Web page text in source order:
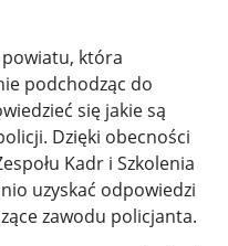
powiatu, która
podchodząc do
się jakie są
Dzięki obecności
Kadr i Szkolenia
uzyskać odpowiedzi
zawodu policjanta.